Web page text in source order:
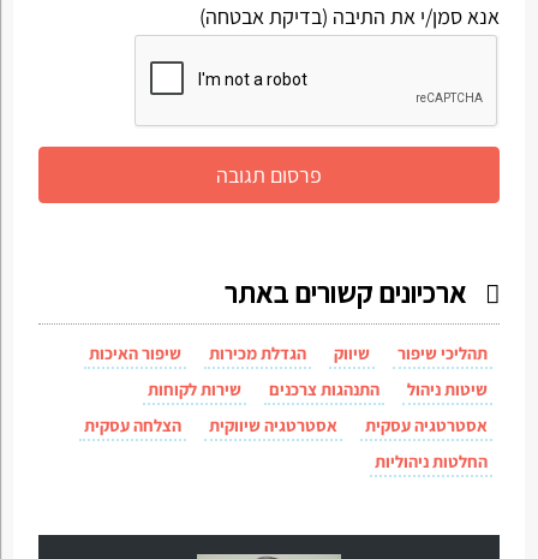
אנא סמן/י את התיבה (בדיקת אבטחה)
ארכיונים קשורים באתר
תהליכי שיפור שיווק הגדלת מכירות
שיפור האיכות
שיטות ניהול
התנהגות צרכנים
שירות לקוחות
אסטרטגיה עסקית
אסטרטגיה שיווקית
הצלחה עסקית
החלטות ניהוליות